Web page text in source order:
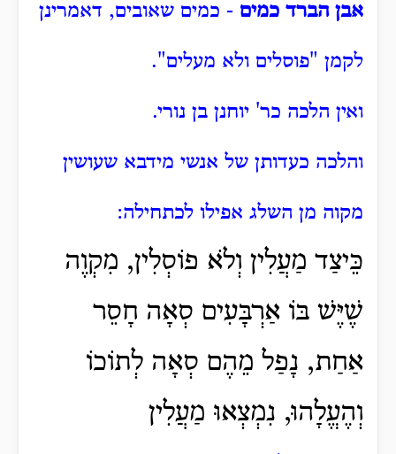
אבן הברד כמים - כמים שאובים, דאמרינן
לקמן "פוסלים ולא מעלים".
ואין הלכה כר' יוחנן בן נורי.
והלכה כעדותן של אנשי מידבא שעושין
מקוה מן השלג אפילו לכתחילה:
כֵּיצַד מַעֲלִין וְלֹא פוֹסְלִין, מִקְוֶה
שֶׁיֶּשׁ בּוֹ אַרְבָּעִים סְאָה חָסֵר
אַחַת, נָפַל מֵהֶם סְאָה לְתוֹכוֹ
וְהֶעֱלָהוּ, נִמְצְאוּ מַעֲלִין